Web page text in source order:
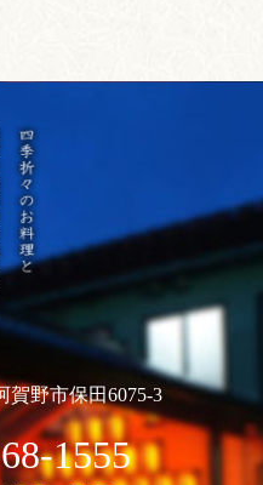
野市保田6075-3
1555